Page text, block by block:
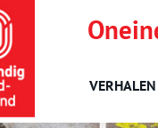
VERHALEN